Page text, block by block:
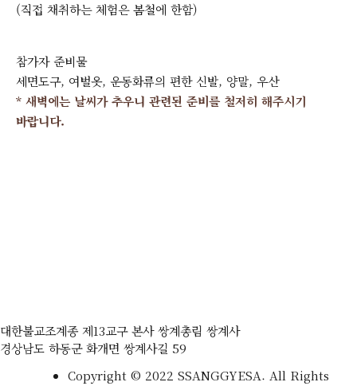
(직접 채취하는 체험은 봄철에 한함)
참가자 준비물
세면도구, 여벌옷, 운동화류의 편한 신발, 양말, 우산
* 새벽에는 날씨가 추우니 관련된 준비를 철저히 해주시기
바랍니다.
대한불교조계종 제13교구 본사 쌍계총림 쌍계사
경상남도 하동군 화개면 쌍계사길 59
Copyright © 2022 SSANGGYESA. All Rights